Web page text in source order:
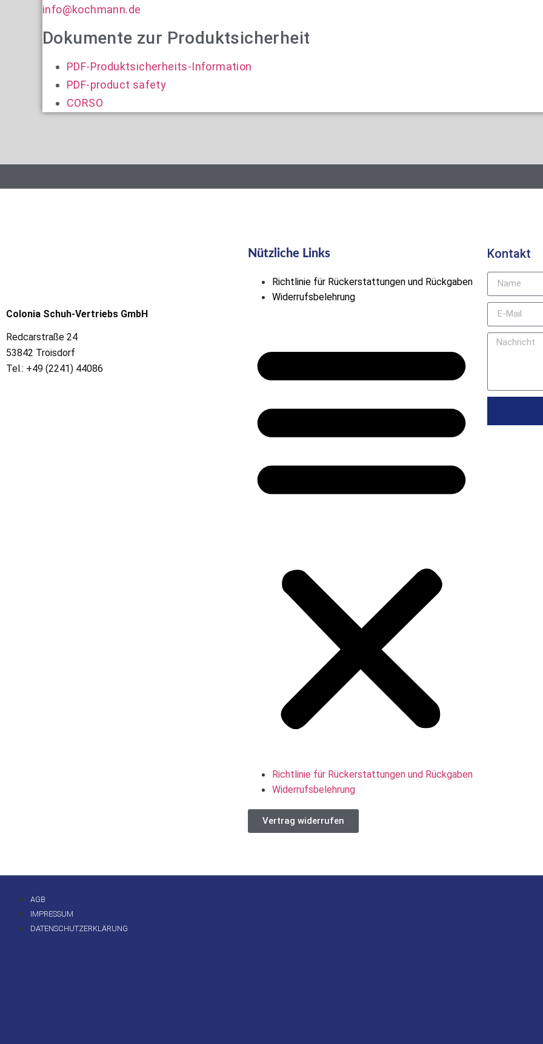
info@kochmann.de
Dokumente zur Produktsicherheit
PDF-Produktsicherheits-Information
PDF-product safety
CORSO
Colonia Schuh-Vertriebs GmbH
Redcarstraße 24
53842 Troisdorf
Tel.: +49 (2241) 44086
Nützliche Links
Richtlinie für Rückerstattungen und Rückgaben
Widerrufsbelehrung
Richtlinie für Rückerstattungen und Rückgaben
Widerrufsbelehrung
Vertrag widerrufen
Kontakt
AGB
IMPRESSUM
DATENSCHUTZERKLÄRUNG